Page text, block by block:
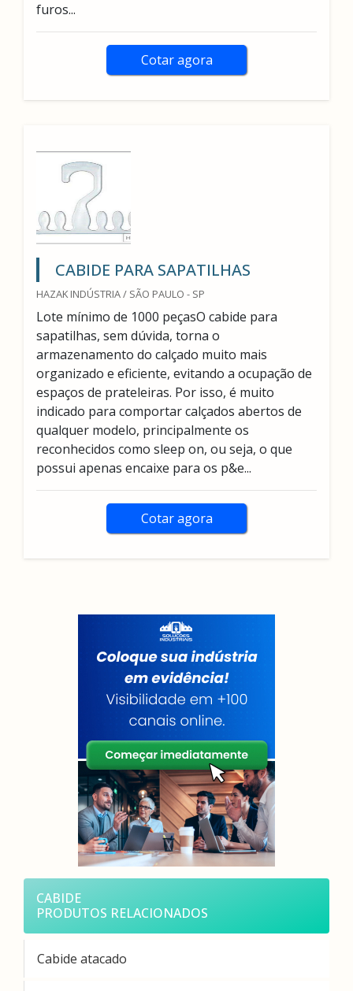
furos...
Cotar agora
CABIDE PARA SAPATILHAS
HAZAK INDÚSTRIA / SÃO PAULO - SP
Lote mínimo de 1000 peçasO cabide para
sapatilhas, sem dúvida, torna o
armazenamento do calçado muito mais
organizado e eficiente, evitando a ocupação de
espaços de prateleiras. Por isso, é muito
indicado para comportar calçados abertos de
qualquer modelo, principalmente os
reconhecidos como sleep on, ou seja, o que
possui apenas encaixe para os p&e...
Cotar agora
CABIDE
PRODUTOS RELACIONADOS
Cabide atacado